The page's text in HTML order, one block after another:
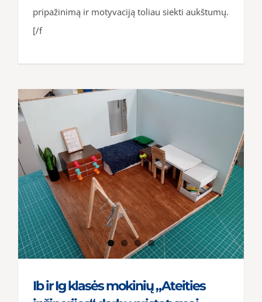
pripažinimą ir motyvaciją toliau siekti aukštumų.
[/f
Ib ir Ig klasės mokinių „Ateities